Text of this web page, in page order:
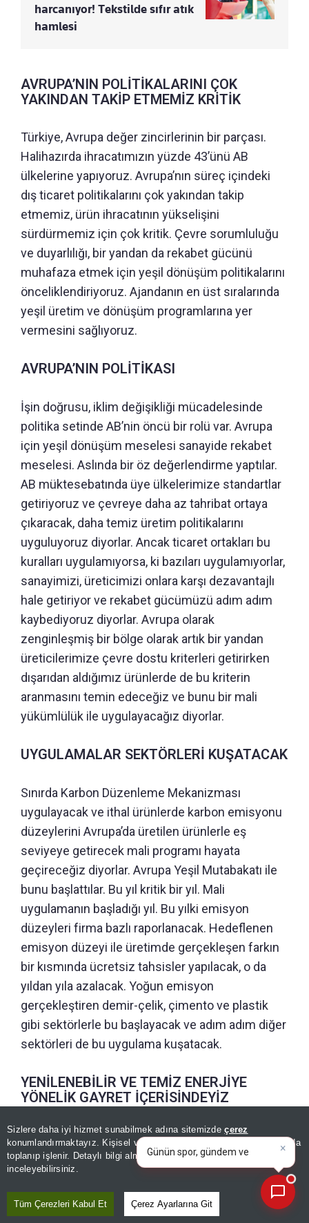
Sizlere daha iyi hizmet sunabilmek adına sitemizdeçerez
konumlandırmaktayız. Kişisel verileriniz, KVKK ve GDPR kapsamında
toplanıp işlenir. Detaylı bilgi almak içinAydınlatma Metnimizi
inceleyebilirsiniz.
Tüm Çerezleri Kabul Et Çerez Ayarlarına Git
harcanıyor! Tekstilde sıfır atık
hamlesi
AVRUPA’NIN POLİTİKALARINI ÇOK
YAKINDAN TAKİP ETMEMİZ KRİTİK
Türkiye, Avrupa değer zincirlerinin bir parçası.
Halihazırda ihracatımızın yüzde 43’ünü AB
ülkelerine yapıyoruz. Avrupa’nın süreç içindeki
dış ticaret politikalarını çok yakından takip
etmemiz, ürün ihracatının yükselişini
sürdürmemiz için çok kritik. Çevre sorumluluğu
ve duyarlılığı, bir yandan da rekabet gücünü
muhafaza etmek için yeşil dönüşüm politikalarını
önceliklendiriyoruz. Ajandanın en üst sıralarında
yeşil üretim ve dönüşüm programlarına yer
vermesini sağlıyoruz.
AVRUPA’NIN POLİTİKASI
İşin doğrusu, iklim değişikliği mücadelesinde
politika setinde AB’nin öncü bir rolü var. Avrupa
için yeşil dönüşüm meselesi sanayide rekabet
meselesi. Aslında bir öz değerlendirme yaptılar.
AB müktesebatında üye ülkelerimize standartlar
getiriyoruz ve çevreye daha az tahribat ortaya
çıkaracak, daha temiz üretim politikalarını
uyguluyoruz diyorlar. Ancak ticaret ortakları bu
kuralları uygulamıyorsa, ki bazıları uygulamıyorlar,
sanayimizi, üreticimizi onlara karşı dezavantajlı
hale getiriyor ve rekabet gücümüzü adım adım
kaybediyoruz diyorlar. Avrupa olarak
zenginleşmiş bir bölge olarak artık bir yandan
üreticilerimize çevre dostu kriterleri getirirken
dışarıdan aldığımız ürünlerde de bu kriterin
aranmasını temin edeceğiz ve bunu bir mali
yükümlülük ile uygulayacağız diyorlar.
UYGULAMALAR SEKTÖRLERİ KUŞATACAK
Sınırda Karbon Düzenleme Mekanizması
uygulayacak ve ithal ürünlerde karbon emisyonu
düzeylerini Avrupa’da üretilen ürünlerle eş
seviyeye getirecek mali programı hayata
geçireceğiz diyorlar. Avrupa Yeşil Mutabakatı ile
bunu başlattılar. Bu yıl kritik bir yıl. Mali
uygulamanın başladığı yıl. Bu yılki emisyon
düzeyleri firma bazlı raporlanacak. Hedeflenen
emisyon düzeyi ile üretimde gerçekleşen farkın
bir kısmında ücretsiz tahsisler yapılacak, o da
yıldan yıla azalacak. Yoğun emisyon
gerçekleştiren demir-çelik, çimento ve plastik
gibi sektörlerle bu başlayacak ve adım adım diğer
sektörleri de bu uygulama kuşatacak.
YENİLENEBİLİR VE TEMİZ ENERJİYE
YÖNELİK GAYRET İÇERİSİNDEYİZ
Çevre, Şehircilik ve İklim Değişikliği
Bakanlığımızla birlikte bakanlıklarımız tedbirlerini
alıyor. Yenilenebilir ve temiz enerjiye yönelik
gayret içerisindeyiz. Ulaştırma Bakanlığımız
lojistikte, ulaştırmada temiz uygulamaların,
×
Bugünkü yazarlar